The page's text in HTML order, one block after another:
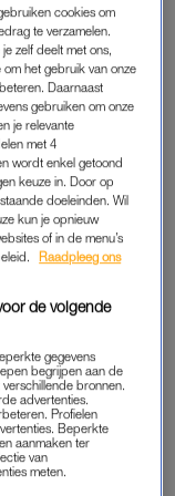
en
kan ik mijn
voorstellen.
60 dollar voor
medium, maar
nemen als ze
LEES OOK
besluit dat dit
geweten begint
zondag weer
dat ik hier met
ben.’
onthouding
plekken in het
cookies om
te verzamelen.
zelf deelt met ons,
het gebruik van onze
Daarnaast
gebruiken om onze
je relevante
met 4
wordt enkel getoond
keuze in. Door op
doeleinden. Wil
kun je opnieuw
of in de menu’s
Raadpleeg ons
de volgende
gegevens
begrijpen aan de
bronnen.
advertenties.
Profielen
Beperkte
aanmaken ter
van
meten.